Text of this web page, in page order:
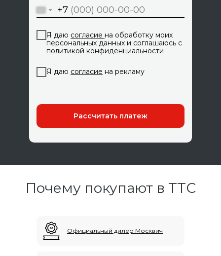
+7
Я даю согласие на обработку моих
персональных данных и соглашаюсь с
политикой конфиденциальности
Я даю согласие на рекламу
Рассчитать платеж
Почему покупают в ТТС
Официальный дилер Москвич